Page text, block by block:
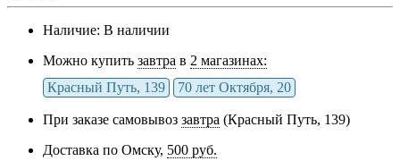
Наличие: В наличии
Можно купить завтра в 2 магазинах:
Красный Путь, 139
70 лет Октября, 20
При заказе самовывоз завтра (Красный Путь, 139)
Доставка по Омску, 500 руб.